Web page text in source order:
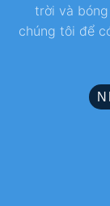
trời và
chúng tôi để